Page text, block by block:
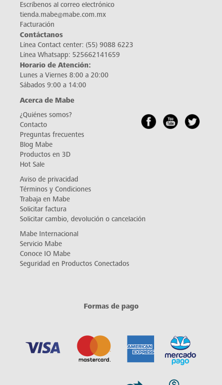
Escríbenos al correo electrónico
tienda.mabe@mabe.com.mx
Facturación
Contáctanos
Línea Contact center: (55) 9088 6223
Línea Whatsapp: 525662141659
Horario de Atención:
Lunes a Viernes 8:00 a 20:00
Sábados 9:00 a 14:00
Acerca de Mabe
¿Quiénes somos?
Contacto
Preguntas frecuentes
Blog Mabe
Productos en 3D
Hot Sale
Aviso de privacidad
Términos y Condiciones
Trabaja en Mabe
Solicitar factura
Solicitar cambio, devolución o cancelación
Mabe Internacional
Servicio Mabe
Conoce IO Mabe
Seguridad en Productos Conectados
Formas de pago